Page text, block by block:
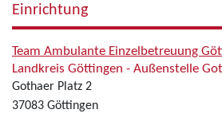
Einrichtung
Team Ambulante Einzelbetreuung
Landkreis Göttingen - Außenstelle
Gothaer Platz 2
37083 Göttingen